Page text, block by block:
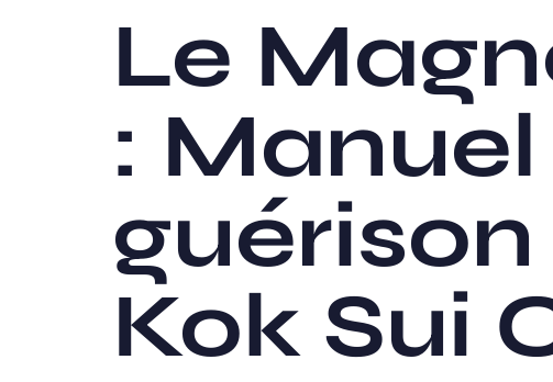
Le
:
Kok Sui